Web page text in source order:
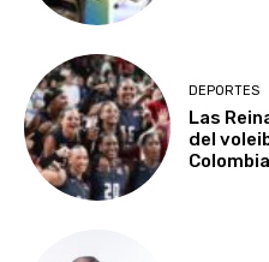
DEPORTES
Las
del
Colombia